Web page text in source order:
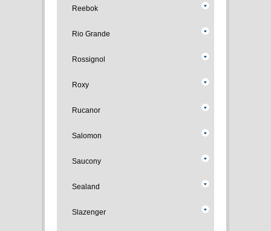
Reebok
Rio Grande
Rossignol
Roxy
Rucanor
Salomon
Saucony
Sealand
Slazenger